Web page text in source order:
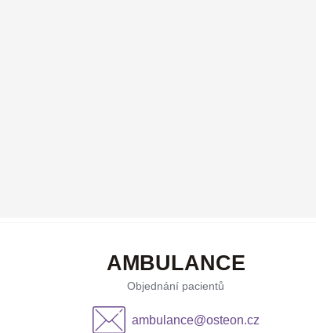
AMBULANCE
Objednání pacientů
ambulance@osteon.cz